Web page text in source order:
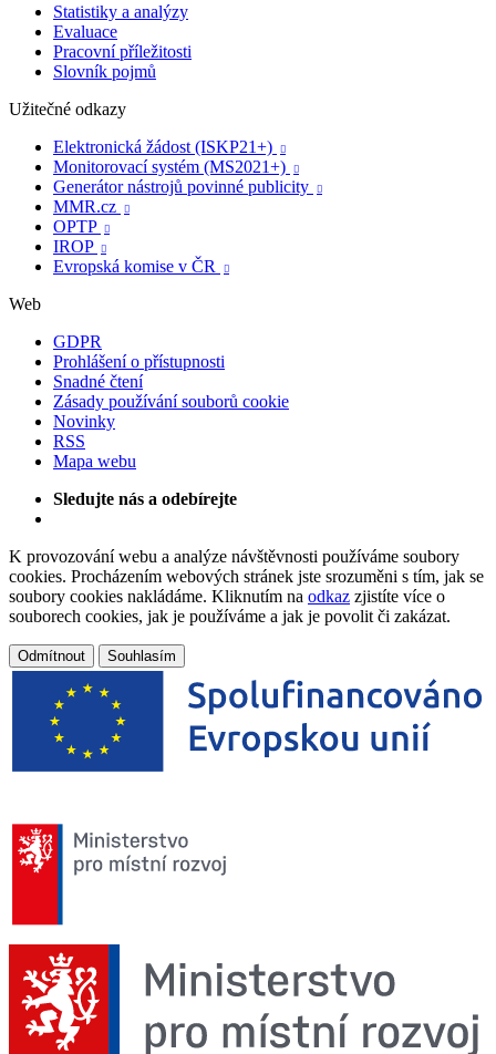
Statistiky a analýzy
Evaluace
Pracovní příležitosti
Slovník pojmů
Užitečné odkazy
Elektronická žádost (ISKP21+)

Monitorovací systém (MS2021+) 
Generátor nástrojů povinné publicity 
MMR.cz 
OPTP 
IROP 
Evropská komise v ČR 
Web
GDPR
Prohlášení o přístupnosti
Snadné čtení
Zásady používání souborů cookie
Novinky
RSS
Mapa webu
Sledujte nás a odebírejte
K provozování webu a analýze návštěvnosti používáme soubory
cookies. Procházením webových stránek jste srozuměni s tím, jak se
soubory cookies nakládáme. Kliknutím na odkaz zjistíte více o
souborech cookies, jak je používáme a jak je povolit či zakázat.
Odmítnout Souhlasím